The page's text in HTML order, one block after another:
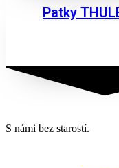
Patky
S námi bez starostí.